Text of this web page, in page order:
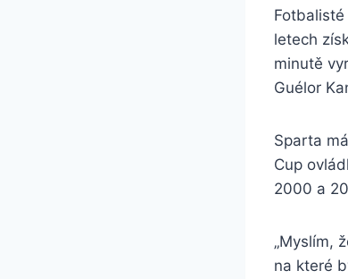
letech
minutě
Guélor
Sparta
Cup
2000 a
„Myslím,
na které